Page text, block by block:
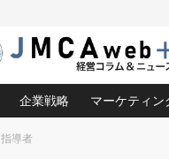
企業戦略 マーケティン
指導者